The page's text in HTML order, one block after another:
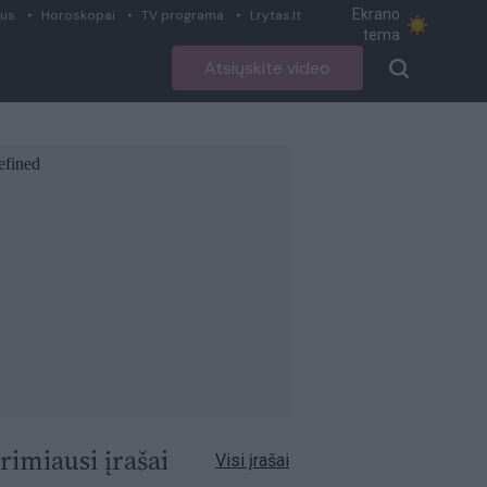
Horoskopai TV programa Lrytas.lt
Ekrano
tema
Atsiųskite video
įrašai Visi įrašai